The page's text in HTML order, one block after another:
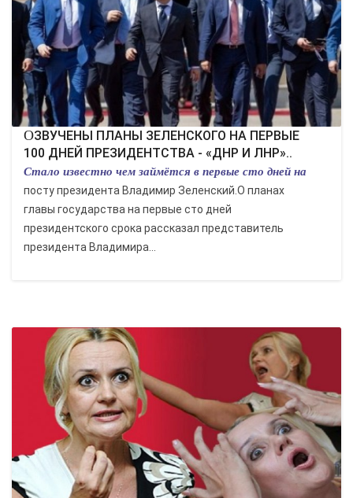
ОЗВУЧЕНЫ ПЛАНЫ ЗЕЛЕНСКОГО НА ПЕРВЫЕ
100 ДНЕЙ ПРЕЗИДЕНТСТВА - «ДНР И ЛНР»..
Стало известно чем займётся в первые сто дней на
посту президента Владимир Зеленский.О планах
главы государства на первые сто дней
президентского срока рассказал представитель
президента Владимира...